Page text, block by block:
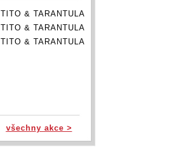
TITO & TARANTULA
TITO & TARANTULA
TITO & TARANTULA
všechny akce >